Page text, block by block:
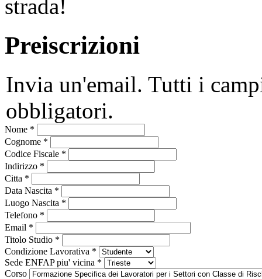
Preiscrizioni
Invia un'email. Tutti i
obbligatori.
Nome *
Cognome *
Codice Fiscale *
Indirizzo *
Citta *
Data Nascita *
Luogo Nascita *
Telefono *
Email *
Titolo Studio *
Condizione Lavorativa *
Sede ENFAP piu' vicina *
Corso